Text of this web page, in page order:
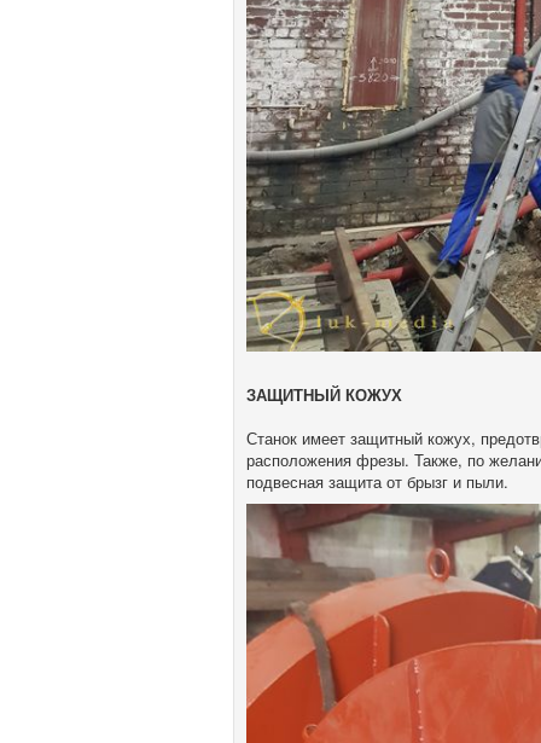
ЗАЩИТНЫЙ КОЖУХ
Станок имеет защитный кожух,
расположения фрезы. Также, по
подвесная защита от брызг и пыли.